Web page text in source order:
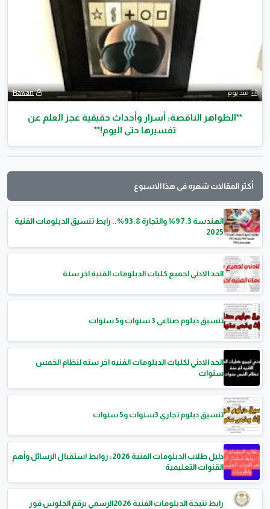
منذ يوم Rawan
**الظواهر الناقصة: أسرار وأحداث حقيقية عجز العلم عن
تفسيرها حتى اليوم!**
أكثر المقالات شهره فى هذا الاسبوع
الهندسة 97.3% والتجارة 93.8%.. رابط تنسيق الدبلومات الفنية
2025
الحد الادني لجميع كليات الدبلومات الفنية اخر سنة
تنسيق دبلوم صناعي 3 سنوات و5 سنوات
الحد الادني لكليات الدبلومات الفنيه اخر سنه لنظام الخمس
سنوات
تنسيق دبلوم تجاري 3سنوات و5 سنوات
دليل طلاب الدبلومات الفنية 2026: روابط استقبال الرسائل وأهم
القنوات التعليمية
رابط نتيجة الدبلومات الفنية 2026الرسمي برقم الجلوس فور